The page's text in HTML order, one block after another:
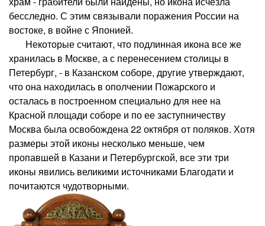
бесследно. С этим связывали поражения России на
востоке, в войне с Японией.
Некоторые считают, что подлинная икона все же
хранилась в Москве, а с перенесением столицы в
Петербург, - в Казанском соборе, другие утверждают,
что она находилась в ополчении Пожарского и
осталась в построенном специально для нее на
Красной площади соборе и по ее заступничеству
Москва была освобождена 22 октября от поляков. Хотя
размеры этой иконы несколько меньше, чем
пропавшей в Казани и Петербургской, все эти три
иконы явились великими источниками Благодати и
почитаются чудотворными.